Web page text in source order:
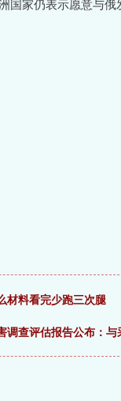
家仍表示愿意与俄
材料看完少跑三次腿
调查评估报告公布：